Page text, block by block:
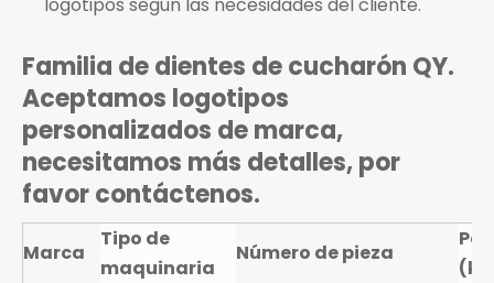
Familia de dientes de cucharón QY.
Aceptamos logotipos
personalizados de marca,
necesitamos más detalles, por
favor contáctenos.
Marca
Tipo de
maquinaria
Número de pieza